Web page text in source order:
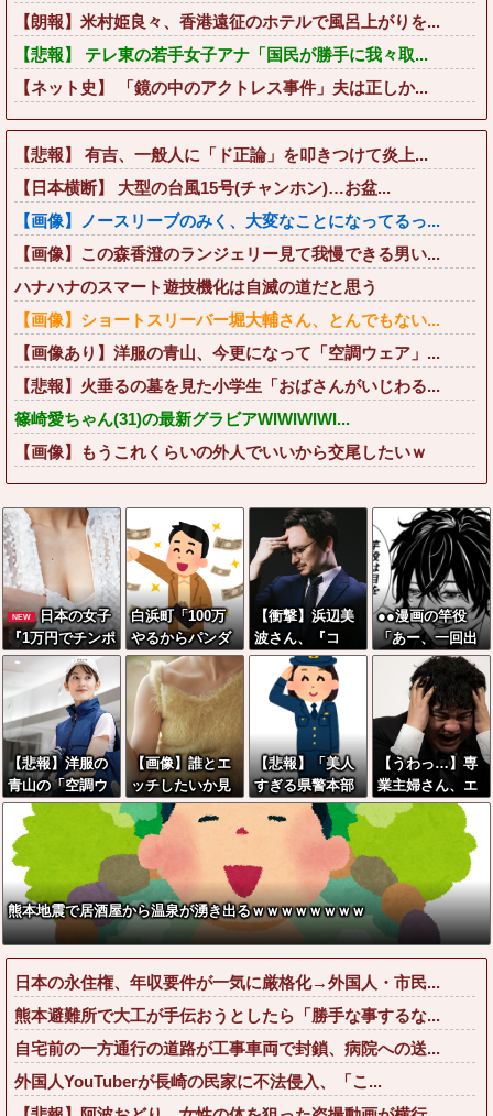
【朗報】米村姫良々、香港遠征のホテルで風呂上がりを...
【悲報】 テレ東の若手女子アナ「国民が勝手に我々取...
【ネット史】 「鏡の中のアクトレス事件」夫は正しか...
【悲報】 有吉、一般人に「ド正論」を叩きつけて炎上...
【日本横断】 大型の台風15号(チャンホン)…お盆...
【画像】ノースリーブのみく、大変なことになってるっ...
【画像】この森香澄のランジェリー見て我慢できる男い...
ハナハナのスマート遊技機化は自滅の道だと思う
【画像】ショートスリーバー堀大輔さん、とんでもない...
【画像あり】洋服の青山、今更になって「空調ウェア」...
【悲報】火垂るの墓を見た小学生「おばさんがいじわる...
篠崎愛ちゃん(31)の最新グラビアWIWIWIWI...
【画像】もうこれくらいの外人でいいから交尾したいｗ
NEW
日本の女子
『1万円でチンポ
しゃぶります』
←すげえ時代だ
よな
白浜町「100万
やるからパンダ
に代わる観光資
源考えて」
【衝撃】浜辺美
波さん、『コ
レ』が苦手なタ
イプだった！？
←お世話してあ
げたい弱男が大
量沸きしてしま
うw w w w w w
w w w
●●漫画の竿役
「あー、一回出
すわ」←いやす
ごすぎるだろｗ
ｗｗｗｗｗ
【悲報】洋服の
青山の「空調ウ
ェア」ガチでエ
グいwwwwwww
wwww
【画像】誰とエ
ッチしたいか見
解が別れる六人
衆、見つかるww
wwwww
【悲報】「美人
すぎる県警本部
長」失職ｗｗｗ
ｗｗｗｗｗｗ
【うわっ…】専
業主婦さん、エ
グいくらいの不
倫が子供にガチ
バレした結果…
熊本地震で居酒屋から温泉が湧き出るｗｗｗｗｗｗｗｗ
日本の永住権、年収要件が一気に厳格化→外国人・市民...
熊本避難所で大工が手伝おうとしたら「勝手な事するな...
自宅前の一方通行の道路が工事車両で封鎖、病院への送...
外国人YouTuberが長崎の民家に不法侵入、「こ...